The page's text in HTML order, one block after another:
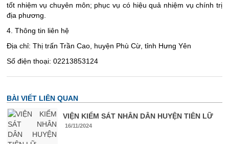
tốt nhiệm vụ chuyên môn; phục vụ có hiệu quả nhiệm vụ chính trị
địa phương.
4. Thông tin liên hệ
Địa chỉ: Thị trấn Trần Cao, huyện Phù Cừ, tỉnh Hưng Yên
Số điện thoại: 02213853124
BÀI VIẾT LIÊN QUAN
VIỆN KIỂM SÁT NHÂN DÂN HUYỆN TIÊN LỮ
16/11/2024